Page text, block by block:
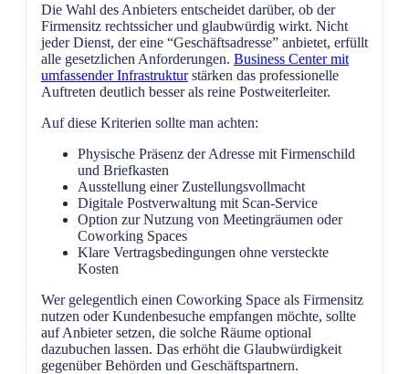
Die Wahl des Anbieters entscheidet darüber, ob der
Firmensitz rechtssicher und glaubwürdig wirkt. Nicht
jeder Dienst, der eine “Geschäftsadresse” anbietet, erfüllt
alle gesetzlichen Anforderungen. Business Center mit
umfassender Infrastrukturstärken das professionelle
Auftreten deutlich besser als reine Postweiterleiter.
Auf diese Kriterien sollte man achten:
Physische Präsenz der Adresse mit Firmenschild
und Briefkasten
Ausstellung einer Zustellungsvollmacht
Digitale Postverwaltung mit Scan-Service
Option zur Nutzung von Meetingräumen oder
Coworking Spaces
Klare Vertragsbedingungen ohne versteckte
Kosten
Wer gelegentlich einen Coworking Space als Firmensitz
nutzen oder Kundenbesuche empfangen möchte, sollte
auf Anbieter setzen, die solche Räume optional
dazubuchen lassen. Das erhöht die Glaubwürdigkeit
gegenüber Behörden und Geschäftspartnern.